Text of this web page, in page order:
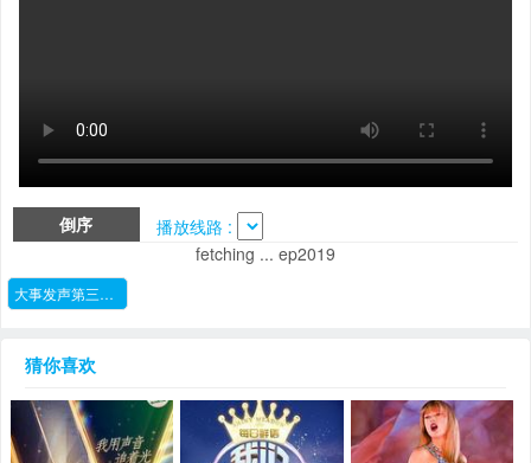
倒序
播放线路 :
fetching ... ep2019
大事发声第三季2019.03.11期
猜你喜欢